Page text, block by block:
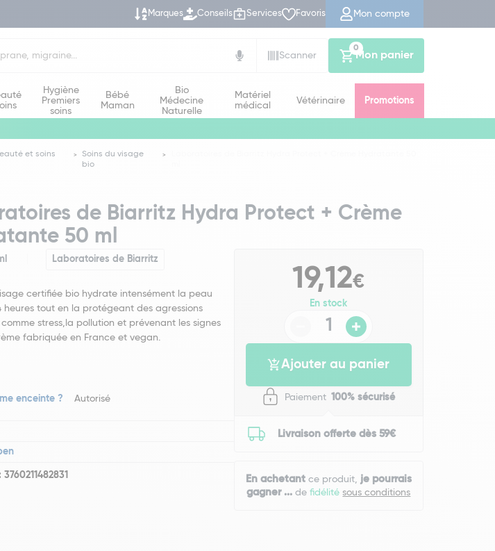
Marques Conseils Services Favoris Mon compte
Scanner
Mon panier
0
Hygiène
Premiers
soins
Bébé
Maman
Bio
Médecine
Naturelle
Matériel
médical
Vétérinaire Promotions
et soins
Soins du visage
bio
de Biarritz Hydra Protect + Crème
50 ml
Laboratoires de Biarritz
certifiée bio hydrate intensément la peau
heures tout en la protégeant des agressions
stress,la pollution et prévenant les signes
fabriquée en France et vegan.
enceinte ? Autorisé
19,12€
En stock
Ajouter au panier
Paiement 100% sécurisé
Livraison offerte dès 59€
En achetantce produit, je pourrais
gagner ... defidélitésous conditions